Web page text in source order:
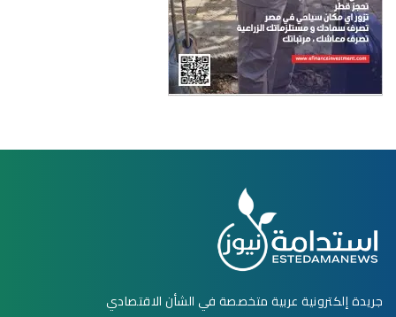
جريدة إلكترونية عربية متخصصة في الشأن الاقتصادي